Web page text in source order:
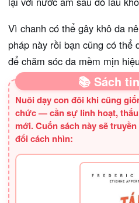
Vì chanh có thể gây khô da
pháp này rồi bạn cũng có thể
để chăm sóc da mềm mịn
📚 Sách
Nuôi dạy con đôi khi cũng
chức — cần sự linh hoạt,
mới. Cuốn sách này sẽ
đổi cách nhìn: